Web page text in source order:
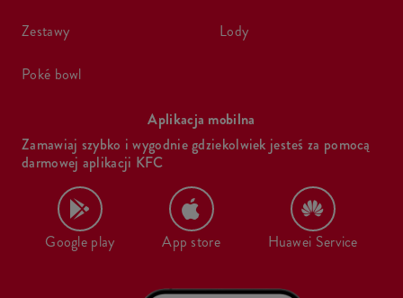
zestawy
poké bowl
lody
Aplikacja mobilna
Zamawiaj szybko i wygodnie gdziekolwiek jesteś za pomocą
darmowej aplikacji KFC
Google play App store Huawei Service